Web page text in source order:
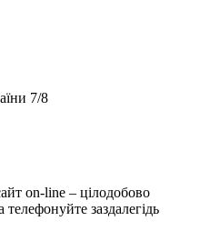
7/8
on-line – цілодобово
заздалегідь